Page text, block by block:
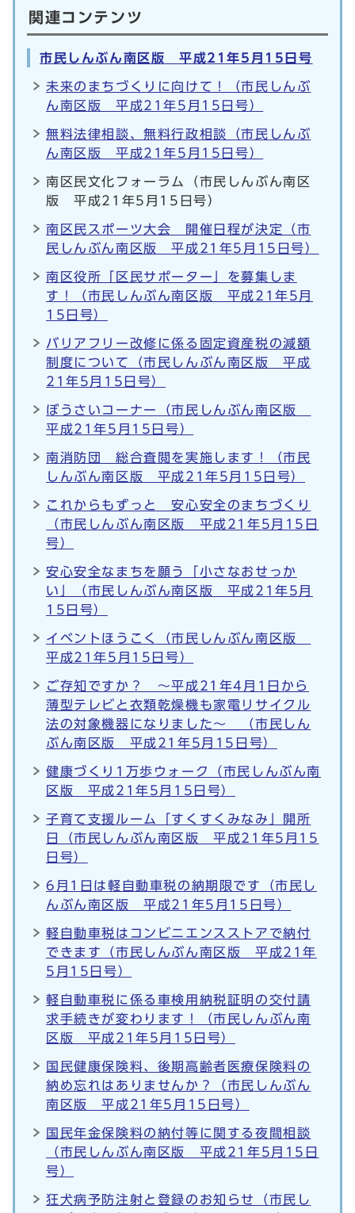
関連コンテンツ
市民しんぶん南区版 平成21年5月15日号
未来のまちづくりに向けて！（市民しんぶ
ん南区版 平成21年5月15日号）
無料法律相談、無料行政相談（市民しんぶ
ん南区版 平成21年5月15日号）
南区民文化フォーラム（市民しんぶん南区
版 平成21年5月15日号）
南区民スポーツ大会 開催日程が決定（市
民しんぶん南区版 平成21年5月15日号）
南区役所「区民サポーター」を募集しま
す！（市民しんぶん南区版 平成21年5月
15日号）
バリアフリー改修に係る固定資産税の減額
制度について（市民しんぶん南区版 平成
21年5月15日号）
ぼうさいコーナー（市民しんぶん南区版
平成21年5月15日号）
南消防団 総合査閲を実施します！（市民
しんぶん南区版 平成21年5月15日号）
これからもずっと 安心安全のまちづくり
（市民しんぶん南区版 平成21年5月15日
号）
安心安全なまちを願う「小さなおせっか
い」（市民しんぶん南区版 平成21年5月
15日号）
イベントほうこく（市民しんぶん南区版
平成21年5月15日号）
ご存知ですか？ ～平成21年4月1日から
薄型テレビと衣類乾燥機も家電リサイクル
法の対象機器になりました～ （市民しん
ぶん南区版 平成21年5月15日号）
健康づくり1万歩ウォーク（市民しんぶん南
区版 平成21年5月15日号）
子育て支援ルーム「すくすくみなみ」開所
日（市民しんぶん南区版 平成21年5月15
日号）
6月1日は軽自動車税の納期限です（市民し
んぶん南区版 平成21年5月15日号）
軽自動車税はコンビニエンスストアで納付
できます（市民しんぶん南区版 平成21年
5月15日号）
軽自動車税に係る車検用納税証明の交付請
求手続きが変わります！（市民しんぶん南
区版 平成21年5月15日号）
国民健康保険料、後期高齢者医療保険料の
納め忘れはありませんか？（市民しんぶん
南区版 平成21年5月15日号）
国民年金保険料の納付等に関する夜間相談
（市民しんぶん南区版 平成21年5月15日
号）
狂犬病予防注射と登録のお知らせ（市民し